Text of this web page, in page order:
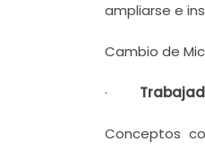
ampliarse e
Cambio de
·
Conceptos